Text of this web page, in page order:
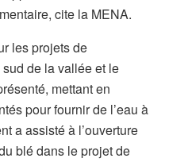
cite la MENA.
les projets de
de la vallée et le
mettant en
pour fournir de l’eau à
a assisté à l’ouverture
blé dans le projet de